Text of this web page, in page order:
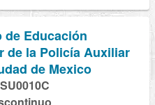
de Educación
de la Policía Auxiliar
de Mexico